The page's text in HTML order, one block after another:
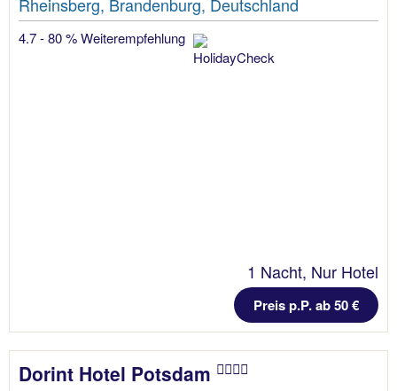
Rheinsberg, Brandenburg, Deutschland
4.7 - 80 % Weiterempfehlung
1 Nacht, Nur Hotel
Preis p.P. ab 50 €
Dorint Hotel Potsdam